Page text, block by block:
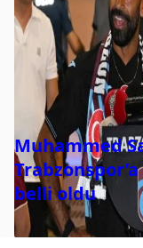
Muhammed
belli oldu